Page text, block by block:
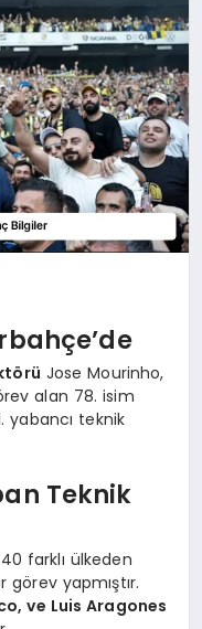
Jose Mourinho,
alan 78. isim
yabancı teknik
Teknik
40 farklı ülkeden
yapmıştır.
ve Luis Aragones